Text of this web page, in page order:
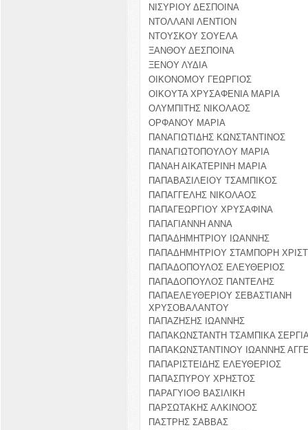
ΝΙΣΥΡΙΟΥ ΔΕΣΠΟΙΝΑ
ΝΤΟΛΛΑΝΙ ΛΕΝΤΙΟΝ
ΝΤΟΥΣΚΟΥ ΣΟΥΕΛΑ
ΞΑΝΘΟΥ ΔΕΣΠΟΙΝΑ
ΞΕΝΟΥ ΛΥΔΙΑ
ΟΙΚΟΝΟΜΟΥ ΓΕΩΡΓΙΟΣ
ΟΙΚΟΥΤΑ ΧΡΥΣΑΦΕΝΙΑ ΜΑΡΙΑ
ΟΛΥΜΠΙΤΗΣ ΝΙΚΟΛΑΟΣ
ΟΡΦΑΝΟΥ ΜΑΡΙΑ
ΠΑΝΑΓΙΩΤΙΔΗΣ ΚΩΝΣΤΑΝΤΙΝΟΣ
ΠΑΝΑΓΙΩΤΟΠΟΥΛΟΥ ΜΑΡΙΑ
ΠΑΝΑΗ ΑΙΚΑΤΕΡΙΝΗ ΜΑΡΙΑ
ΠΑΠΑΒΑΣΙΛΕΙΟΥ ΤΣΑΜΠΙΚΟΣ
ΠΑΠΑΓΓΕΛΗΣ ΝΙΚΟΛΑΟΣ
ΠΑΠΑΓΕΩΡΓΙΟΥ ΧΡΥΣΑΦΙΝΑ
ΠΑΠΑΓΙΑΝΝΗ ΑΝΝΑ
ΠΑΠΑΔΗΜΗΤΡΙΟΥ ΙΩΑΝΝΗΣ
ΠΑΠΑΔΗΜΗΤΡΙΟΥ ΣΤΑΜΠΟΡΗ
ΠΑΠΑΔΟΠΟΥΛΟΣ ΕΛΕΥΘΕΡΙΟΣ
ΠΑΠΑΔΟΠΟΥΛΟΣ ΠΑΝΤΕΛΗΣ
ΠΑΠΑΕΛΕΥΘΕΡΙΟΥ ΣΕΒΑΣΤΙΑΝΗ
ΧΡΥΣΟΒΑΛΑΝΤΟΥ
ΠΑΠΑΖΗΣΗΣ ΙΩΑΝΝΗΣ
ΠΑΠΑΚΩΝΣΤΑΝΤΗ ΤΣΑΜΠΙΚΑ
ΠΑΠΑΚΩΝΣΤΑΝΤΙΝΟΥ ΙΩΑΝΝΗΣ
ΠΑΠΑΡΙΣΤΕΙΔΗΣ ΕΛΕΥΘΕΡΙΟΣ
ΠΑΠΑΣΠΥΡΟΥ ΧΡΗΣΤΟΣ
ΠΑΡΑΓΥΙΟΘ ΒΑΣΙΛΙΚΗ
ΠΑΡΣΩΤΑΚΗΣ ΑΛΚΙΝΟΟΣ
ΠΑΣΤΡΗΣ ΣΑΒΒΑΣ